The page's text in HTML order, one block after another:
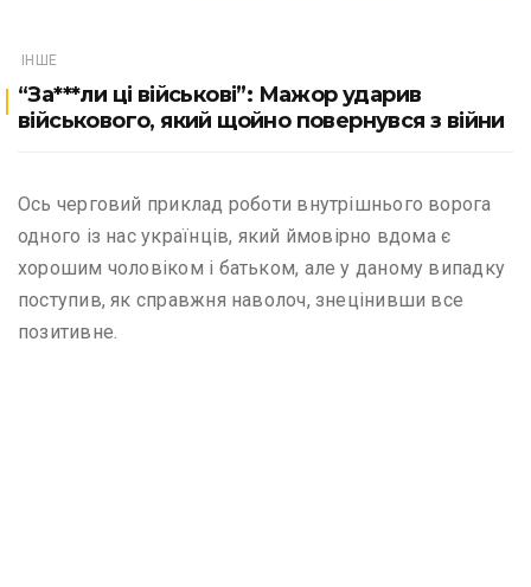
ІНШЕ
“За***ли ці військові”: Мажор ударив
військового, який щойно повернувся з війни
Ось черговий приклад роботи внутрішнього ворога
одного із нас українців, який ймовірно вдома є
хорошим чоловіком і батьком, але у даному випадку
поступив, як справжня наволоч, знецінивши все
позитивне.